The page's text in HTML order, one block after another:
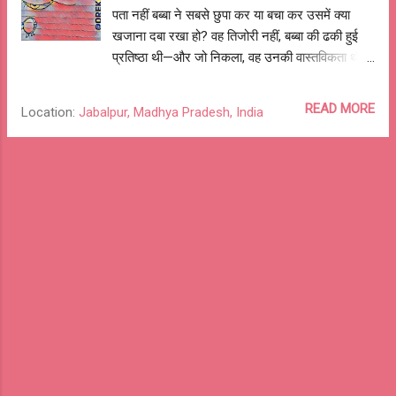
मेरी सुनते। कुछ नहीं मिलता तो अखबार तो था ही, नहीं तो
बब्बा के कुछ देर पैर खोंद कर सोने चला जाता। उस दिन
थोड़ी देर पहले जो रेडियो से पुराने सेल न...
पता नहीं बब्बा ने सबसे छुपा कर या बचा कर उसमें क्या
खजाना दबा रखा हो? वह तिजोरी नहीं, बब्बा की ढकी हुई
प्रतिष्ठा थी—और जो निकला, वह उनकी वास्तविकता थी।
जो पापा बब्बा को त्योहार और व्यवहार के लिए दे आते थे,
और थोड़ी चिल्लड़ । तिजोरी में कुछ चाँदी और पीतल के
खिलौने और टूटे हुए जेवर भी थे। जेवर और खिलौने
Location: Jabalpur, Madhya Pradesh, India READ MORE